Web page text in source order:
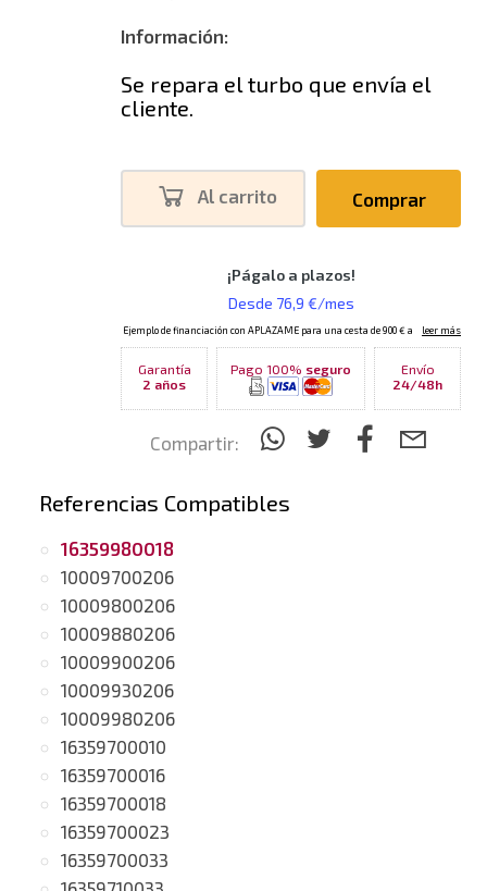
Información:
Se repara el turbo que envía el
cliente.
Al carrito Comprar
Garantía
2 años
Pago 100% seguro
Envío
24/48h
Compartir:
Referencias Compatibles
16359980018
10009700206
10009800206
10009880206
10009900206
10009930206
10009980206
16359700010
16359700016
16359700018
16359700023
16359700033